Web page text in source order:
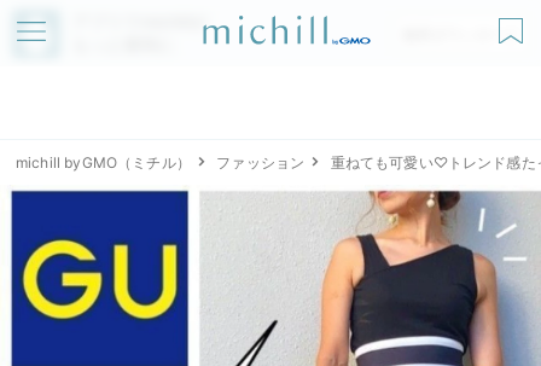
アプリでmichillが
無料ダウンロード
michill byGMO（ミチル） ファッション 重ねても可愛い♡トレンド感た